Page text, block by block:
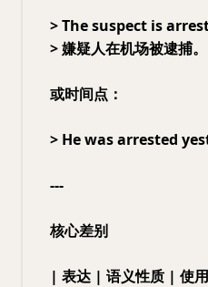
> The suspect is
> 嫌疑人在机场被逮捕。
或时间点：
> He was arrested
---
核心差别
| 表达 | 语义性质 | 使